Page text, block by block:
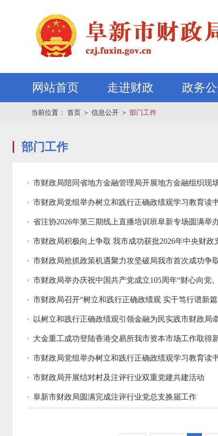
网站首页 走进财政 政务
当前位置： 首页 ＞ 信息公开 ＞ 部门工作
部门工作
市财政局陪同省地方金融管理局开展地方金融组织现
市财政局党组举办树立和践行正确政绩观学习教育读
省注协2026年第三期线上直播培训班阜新专场圆满举
市财政局积极向上争取 我市成功获批2026年中央财
市财政局抢抓政策机遇聚力攻坚破局我市首次成功争
市财政局举办庆祝中国共产党成立105周年“财心向党
市财政局召开“树立和践行正确政绩观 实干笃行谱新
以树立和践行正确政绩观引领金融为民实践市财政局
大金重工成功登陆香港交易所我市资本市场工作取得
市财政局党组举办树立和践行正确政绩观学习教育读
市财政局开展结对村及注评行业双重党建共建活动
阜新市财政局圆满完成注评行业党总支换届工作